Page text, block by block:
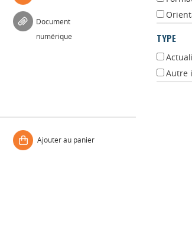
Document
numérique
Ajouter au panier
TYPE
Autre